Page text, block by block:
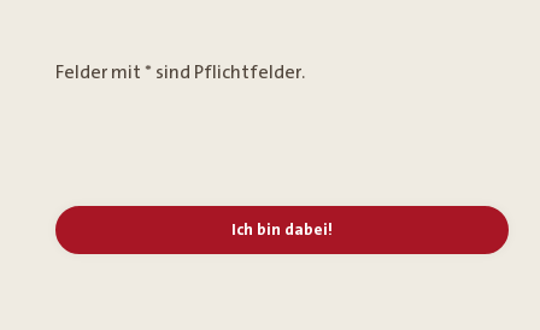
Felder mit * sind Pflichtfelder.
Ich bin dabei!